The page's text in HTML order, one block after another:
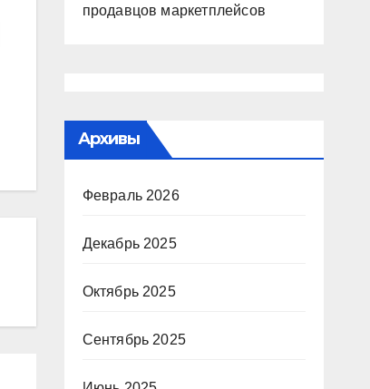
продавцов маркетплейсов
Архивы
Февраль 2026
Декабрь 2025
Октябрь 2025
Сентябрь 2025